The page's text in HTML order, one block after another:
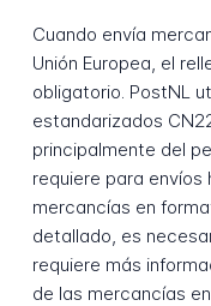
Cuando envía
Unión Europea, el
obligatorio. PostNL
estandarizados
principalmente del
requiere para
mercancías en
detallado, es
requiere más
de las mercancías